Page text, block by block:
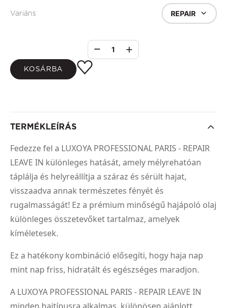
Variáns REPAIR
1
KOSÁRBA
TERMÉKLEÍRÁS
Fedezze fel a LUXOYA PROFESSIONAL PARIS - REPAIR
LEAVE IN különleges hatását, amely mélyrehatóan
táplálja és helyreállítja a száraz és sérült hajat,
visszaadva annak természetes fényét és
rugalmasságát! Ez a prémium minőségű hajápoló olaj
különleges összetevőket tartalmaz, amelyek
kíméletesek.
Ez a hatékony kombináció elősegíti, hogy haja nap
mint nap friss, hidratált és egészséges maradjon.
A LUXOYA PROFESSIONAL PARIS - REPAIR LEAVE IN